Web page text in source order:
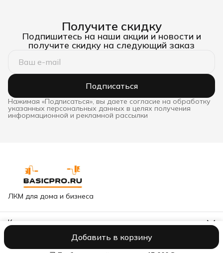
Добавить в корзину
Получите скидку
Подпишитесь на наши акции и новости и
получите скидку на следующий заказ
Подписаться
Нажимая «Подписаться», вы даете согласие на обработку
указанных персональных данных в целях получения
информационной и рекламной рассылки
ЛКМ для дома и бизнеса
Контакты
Москва, Варшавское шоссе, 65к2
Горячая линия сети
ОплатаДоставкаПравила возвратаРеквизитыОферта